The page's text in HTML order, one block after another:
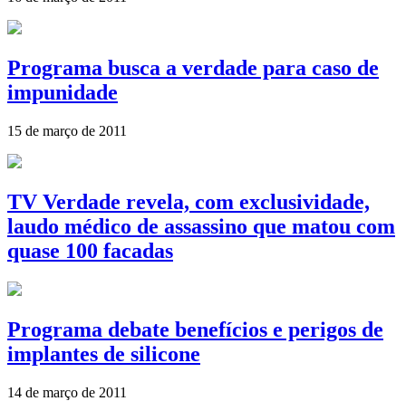
Programa busca a verdade para caso de
impunidade
15 de março de 2011
TV Verdade revela, com exclusividade,
laudo médico de assassino que matou com
quase 100 facadas
Programa debate benefícios e perigos de
implantes de silicone
14 de março de 2011